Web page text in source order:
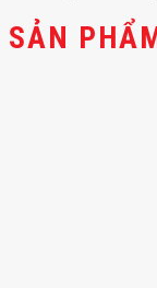
SẢN